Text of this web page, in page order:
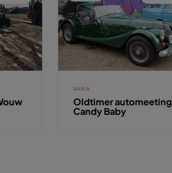
VARIA
Oldtimer automeeting
Candy Baby